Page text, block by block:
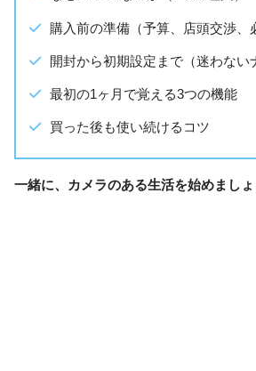
購入前の準備（予算、店頭交渉、
開封から初期設定まで（迷わない
最初の1ヶ月で覚える3つの機能
買った後も使い続けるコツ
一緒に、カメラのある生活を始めましょ